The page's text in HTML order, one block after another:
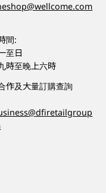
間:
至日
時至晚上六時
作及大量訂購查詢